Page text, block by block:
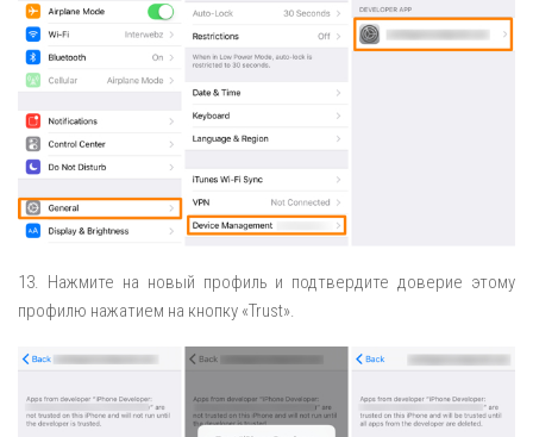
13. Нажмите на новый профиль и подтвердите доверие этому
профилю нажатием на кнопку «Trust».